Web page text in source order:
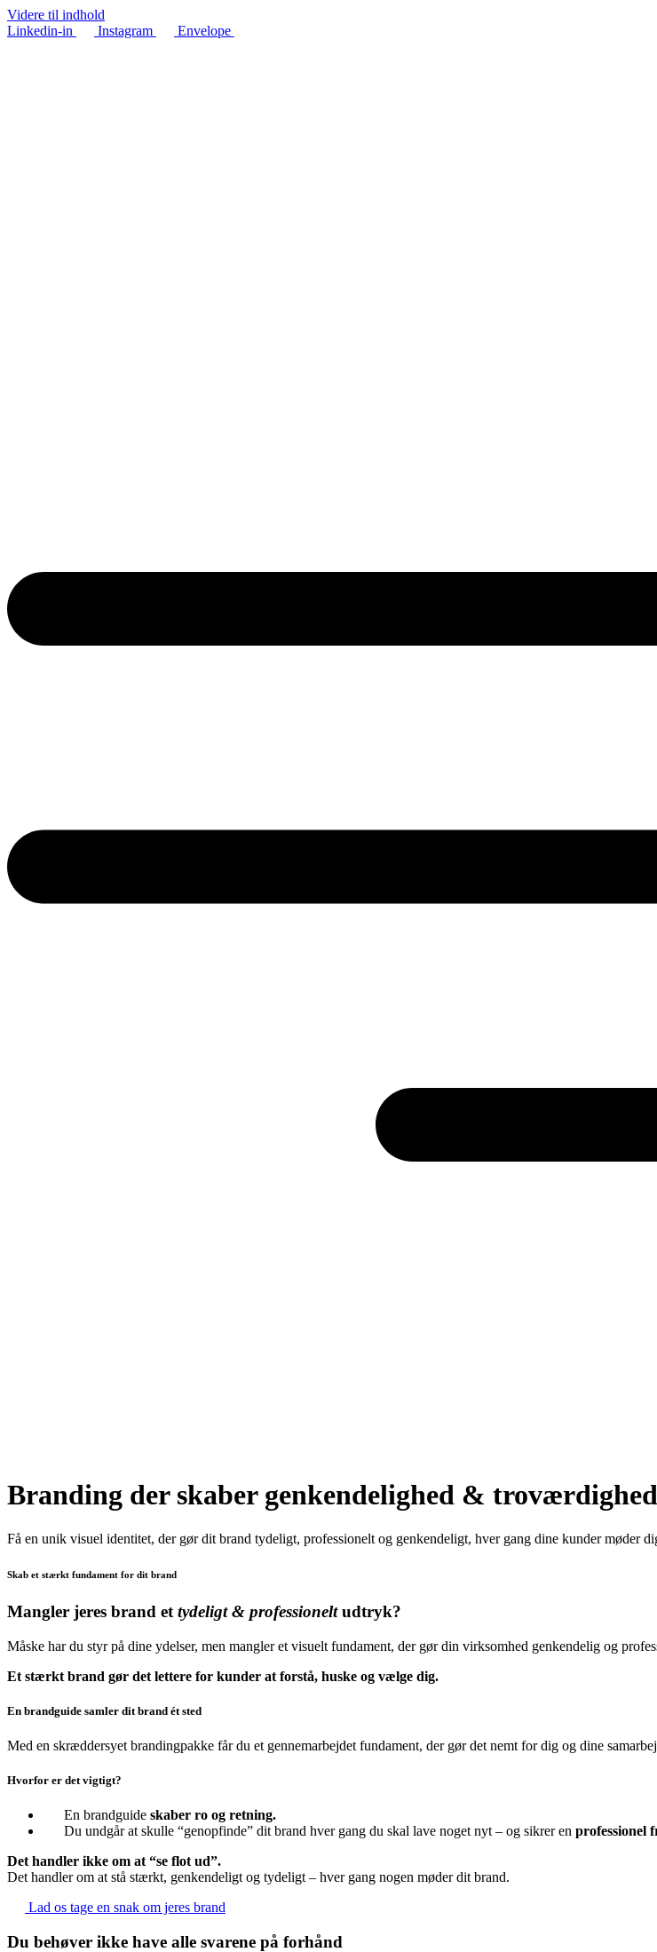
Videre til indhold
Linkedin-in
Instagram Envelope
Branding der skaber genkendelighed & troværdighed
Få en unik visuel identitet, der gør dit brand tydeligt, professionelt og genkendeligt, hver gang dine kunder møder
Skab et stærkt fundament for dit brand
Mangler jeres brand et tydeligt & professioneltudtryk?
Måske har du styr på dine ydelser, men mangler et visuelt fundament, der gør din virksomhed genkendelig og
Et stærkt brand gør det lettere for kunder at forstå, huske og vælge dig.
En brandguide samler dit brand ét sted
Med en skræddersyet brandingpakke får du et gennemarbejdet fundament, der gør det nemt for dig og dine
Hvorfor er det vigtigt?
En brandguide skaber ro og retning.
Du undgår at skulle “genopfinde” dit brand hver gang du skal lave noget nyt – og sikrer en professionel
Det handler ikke om at “se flot ud”.
Det handler om at stå stærkt, genkendeligt og tydeligt – hver gang nogen møder dit brand.
Lad os tage en snak om jeres brand
Du behøver ikke have alle svarene på forhånd